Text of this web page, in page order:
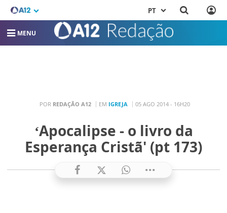
PT
MENU
POR REDAÇÃO A12 EM IGREJA 05 AGO 2014 - 16H20
‘Apocalipse - o livro da
Esperança Cristã' (pt 173)